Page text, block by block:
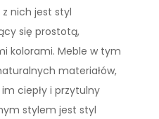
nich jest styl
się prostotą,
kolorami. Meble w tym
materiałów,
ciepły i przytulny
stylem jest styl